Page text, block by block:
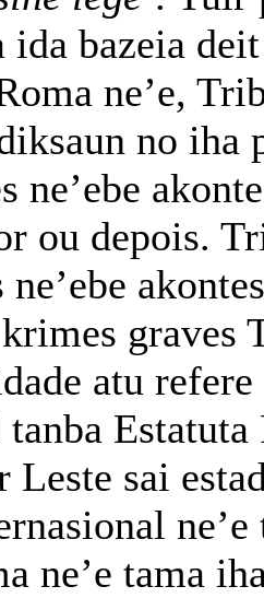
ida bazeia
ne’e,
no iha
ne’ebe
ou depois.
graves
atu
Estatuta
Leste sai
ne’e
ne’e tama